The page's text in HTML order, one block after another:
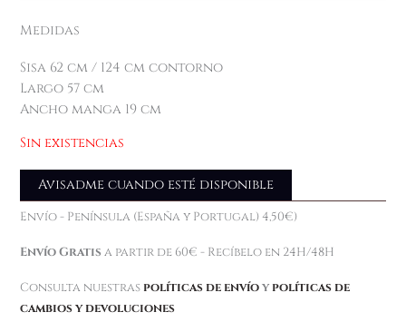
Medidas
Sisa 62 cm / 124 cm contorno
Largo 57 cm
Ancho manga 19 cm
Sin existencias
Avisadme cuando esté disponible
Envío - Península (España y Portugal) 4,50€)
Envío Gratis a partir de 60€ - Recíbelo en 24H/48H
Consulta nuestras políticas de envíoy políticas de
cambios y devoluciones